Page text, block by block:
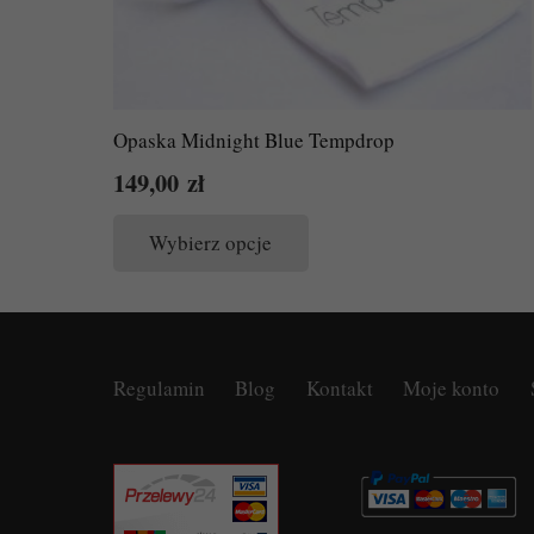
Opaska Midnight Blue Tempdrop
149,00 zł
Wybierz opcje
można
stronie
produktu
Regulamin Blog Kontakt Moje konto